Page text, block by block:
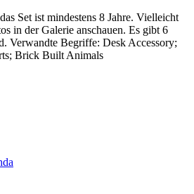
Set ist mindestens 8 Jahre. Vielleicht
in der Galerie anschauen. Es gibt 6
Verwandte Begriffe: Desk Accessory;
Brick Built Animals